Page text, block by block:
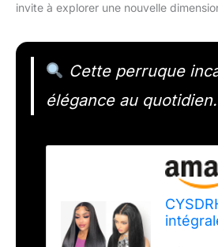
invite à explorer une nouvelle
Cette perruque
élégance au quotidien.